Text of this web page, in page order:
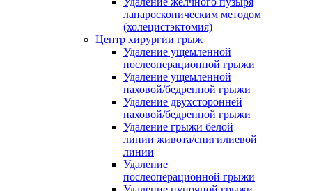
лапароскопическим методом
(холецистэктомия)
Центр хирургии грыж
Удаление ущемленной
послеоперационной грыжи
Удаление ущемленной
паховой/бедренной грыжи
Удаление двухсторонней
паховой/бедренной грыжи
Удаление грыжи белой
линии живота/спигилиевой
линии
Удаление
послеоперационной грыжи